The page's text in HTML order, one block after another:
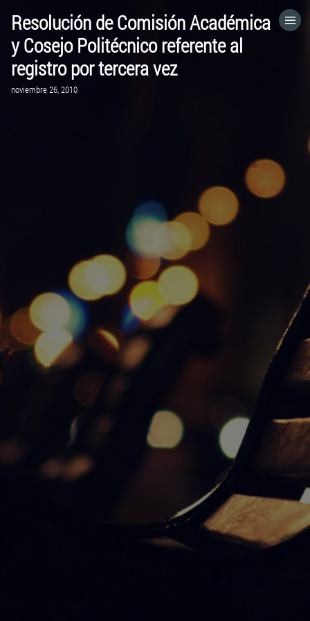
Resolución de Comisión Académica
y Cosejo Politécnico referente al
registro por tercera vez
noviembre 26, 2010
HOME
CATEGORÍAS